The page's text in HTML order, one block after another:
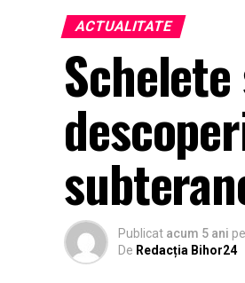
ACTUALITATE
Publicat acum 5 ani pe
De Redacția Bihor24